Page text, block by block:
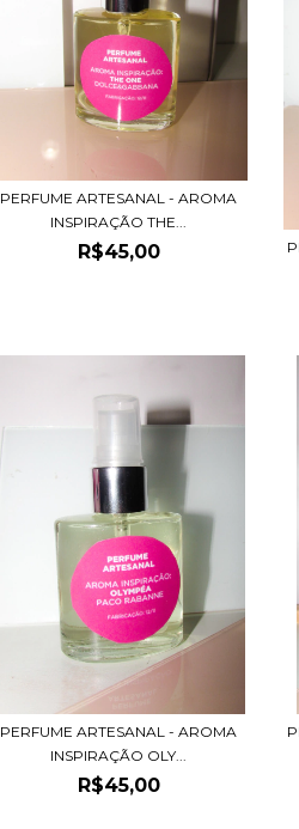
PERFUME ARTESANAL - AROMA
INSPIRAÇÃO THE...
R$45,00
PERFUME ARTESANAL - AROMA
INSPIRAÇÃO OLY...
R$45,00